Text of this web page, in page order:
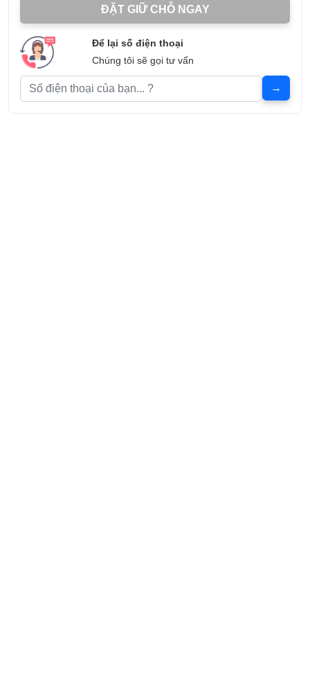
ĐẶT GIỮ CHỖ NGAY
Để lại số điện thoại
Chúng tôi sẽ gọi tư vấn